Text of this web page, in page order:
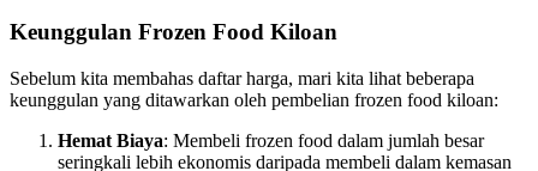
Keunggulan Frozen Food Kiloan
Sebelum kita membahas daftar harga, mari kita lihat beberapa
keunggulan yang ditawarkan oleh pembelian frozen food kiloan:
Hemat Biaya: Membeli frozen food dalam jumlah besar
seringkali lebih ekonomis daripada membeli dalam kemasan